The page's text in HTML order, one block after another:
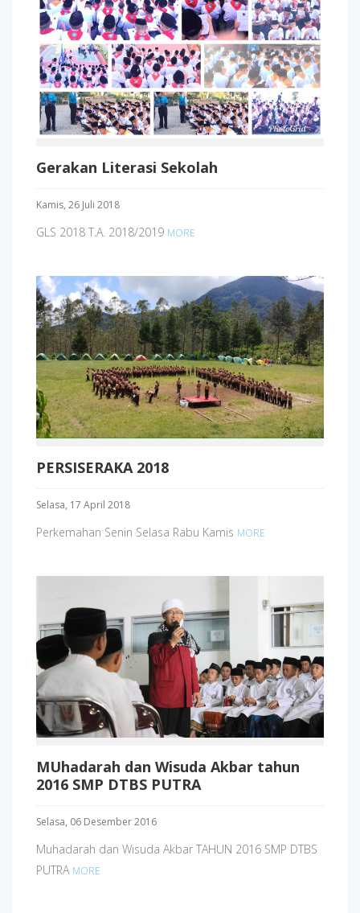
Gerakan Literasi Sekolah
Kamis, 26 Juli 2018
GLS 2018 T.A. 2018/2019 MORE
PERSISERAKA 2018
Selasa, 17 April 2018
Perkemahan Senin Selasa Rabu Kamis MORE
MUhadarah dan Wisuda Akbar tahun
2016 SMP DTBS PUTRA
Selasa, 06 Desember 2016
Muhadarah dan Wisuda Akbar TAHUN 2016 SMP DTBS
PUTRA MORE